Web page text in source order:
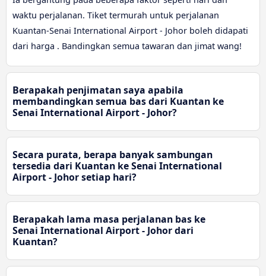
waktu perjalanan. Tiket termurah untuk perjalanan
Kuantan-Senai International Airport - Johor boleh didapati
dari harga . Bandingkan semua tawaran dan jimat wang!
Berapakah penjimatan saya apabila
membandingkan semua bas dari Kuantan ke
Senai International Airport - Johor?
Secara purata, berapa banyak sambungan
tersedia dari Kuantan ke Senai International
Airport - Johor setiap hari?
Berapakah lama masa perjalanan bas ke
Senai International Airport - Johor dari
Kuantan?